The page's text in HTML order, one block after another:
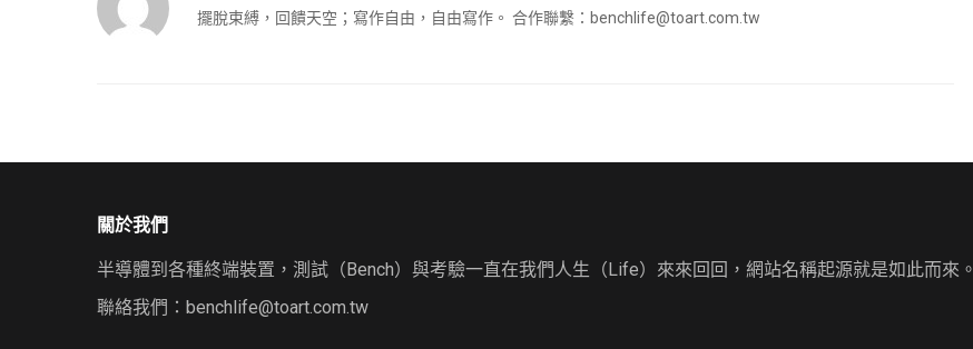
擺脫束縛，回饋天空；寫作自由，自由寫作。 合作聯繫： benchlife@toart.com.tw
關於我們
半導體到各種終端裝置，測試（Bench）與考驗一直在我們人生（Life）來來回回，網站名稱起源就是如此而來。
聯絡我們： benchlife@toart.com.tw